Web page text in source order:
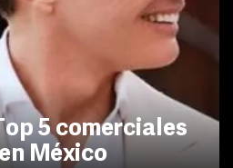
5 comerciales
México